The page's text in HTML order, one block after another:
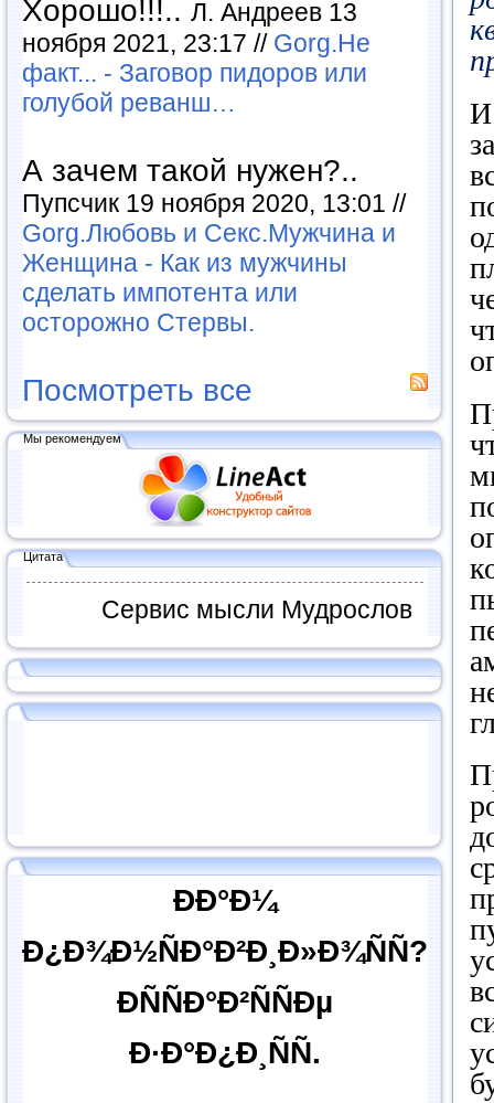
Хорошо!!!.. Л. Андреев 13
ноября 2021, 23:17 // Gorg.Не
факт... - Заговор пидоров или
голубой реванш…
А зачем такой нужен?..
Пупсчик 19 ноября 2020, 13:01 //
Gorg.Любовь и Секс.Мужчина и
Женщина - Как из мужчины
сделать импотента или
осторожно Стервы.
Посмотреть все
Мы рекомендуем
Цитата
Сервис мысли Мудрослов
ÐÐ°Ð¼
Ð¿Ð¾Ð½ÑÐ°Ð²Ð¸Ð»Ð¾ÑÑ?
ÐÑÑÐ°Ð²ÑÑÐµ
Ð·Ð°Ð¿Ð¸ÑÑ.
И